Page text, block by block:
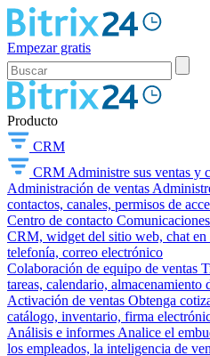
Empezar gratis
Producto
CRM
CRM Administre sus ventas y
Administración de ventas
contactos, canales, permisos de
Centro de contacto
CRM, widget del sitio web, chat
telefonía, correo electrónico
Colaboración de equipo de ventas
tareas, calendario, almacenamiento
Activación de ventas Obtenga
catálogo, inventario, firma
Análisis e informes Analice el
los empleados, la inteligencia de